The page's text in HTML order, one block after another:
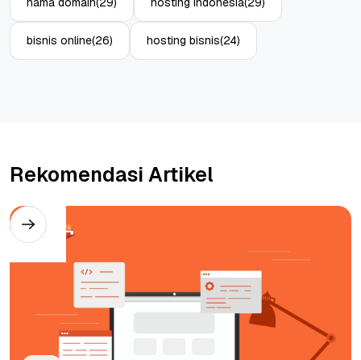
bisnis online(26) hosting bisnis(24)
Rekomendasi Artikel